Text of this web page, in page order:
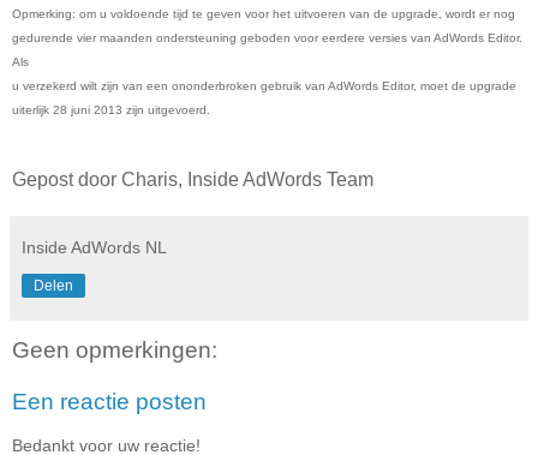
Opmerking: om u voldoende tijd te geven voor het uitvoeren van de upgrade, wordt er nog
gedurende vier maanden ondersteuning geboden voor eerdere versies van AdWords Editor.
Als
u verzekerd wilt zijn van een ononderbroken gebruik van AdWords Editor, moet de upgrade
uiterlijk 28 juni 2013 zijn uitgevoerd.
Gepost door Charis, Inside AdWords Team
Inside AdWords NL
Delen
Geen opmerkingen:
Een reactie posten
Bedankt voor uw reactie!